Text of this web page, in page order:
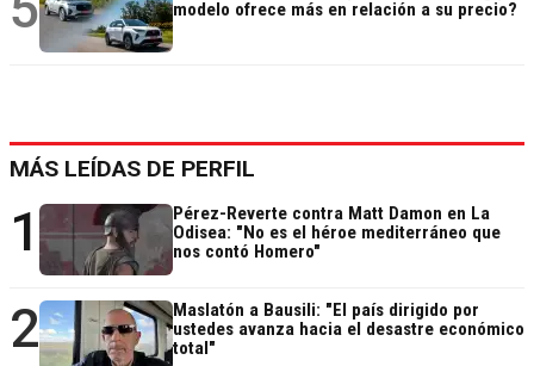
modelo ofrece más en relación a su precio?
MÁS LEÍDAS DE PERFIL
1
Pérez-Reverte contra Matt Damon en La
Odisea: "No es el héroe mediterráneo que
nos contó Homero"
2
Maslatón a Bausili: "El país dirigido por
ustedes avanza hacia el desastre económico
total"